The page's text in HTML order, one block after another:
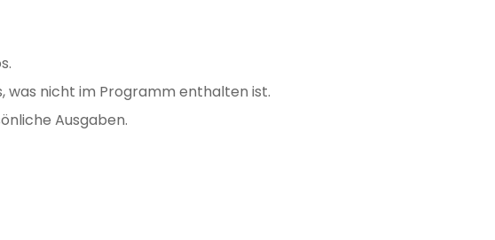
was nicht im Programm enthalten ist.
Ausgaben.